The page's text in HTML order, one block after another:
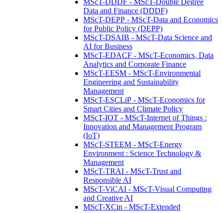
MScT-DDDF - MScT-Double Degree
Data and Finance (DDDF)
MScT-DEPP - MScT-Data and Economics
for Public Policy (DEPP)
MScT-DSAIB - MScT-Data Science and
AI for Business
MScT-EDACF - MScT-Economics, Data
Analytics and Corporate Finance
MScT-EESM - MScT-Environmental
Engineering and Sustainability
Management
MScT-ESCLiP - MScT-Economics for
Smart Cities and Climate Policy
MScT-IOT - MScT-Internet of Things :
Innovation and Management Program
(IoT)
MScT-STEEM - MScT-Energy
Environment : Science Technology &
Management
MScT-TRAI - MScT-Trust and
Responsible AI
MScT-ViCAI - MScT-Visual Computing
and Creative AI
MScT-XCin - MScT-Extended